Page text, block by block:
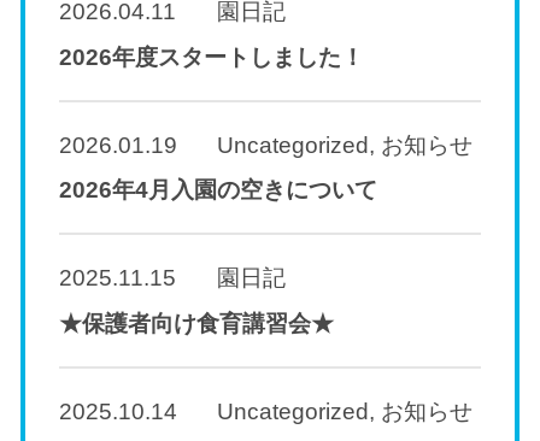
2026.04.11
園日記
2026年度スタートしました！
2026.01.19 Uncategorized, お知らせ
2026年4月入園の空きについて
2025.11.15
園日記
★保護者向け食育講習会★
2025.10.14 Uncategorized, お知らせ